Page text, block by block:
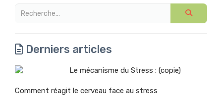
Derniers articles
Le mécanisme du Stress : (copie)
Comment réagit le cerveau face au stress